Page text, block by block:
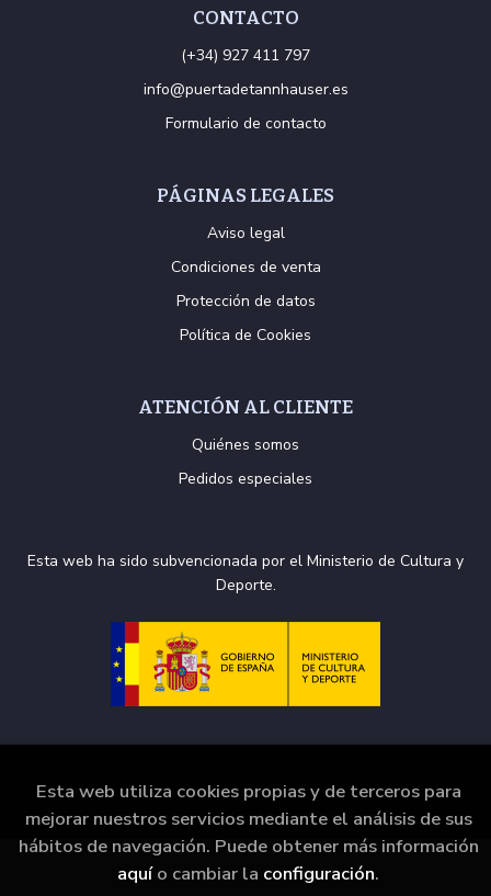
CONTACTO
(+34) 927 411 797
info@puertadetannhauser.es
Formulario de contacto
PÁGINAS LEGALES
Aviso legal
Condiciones de venta
Protección de datos
Política de Cookies
ATENCIÓN AL CLIENTE
Quiénes somos
Pedidos especiales
Esta web ha sido subvencionada por el Ministerio de Cultura y
Deporte.
2026 ©La Puerta de Tannhäuser. Todos los Derechos
Reservados |Grupo Trevenque
Esta web utiliza cookies propias y de terceros para
mejorar nuestros servicios mediante el análisis de sus
hábitos de navegación. Puede obtener más información
aquío cambiar la configuración.